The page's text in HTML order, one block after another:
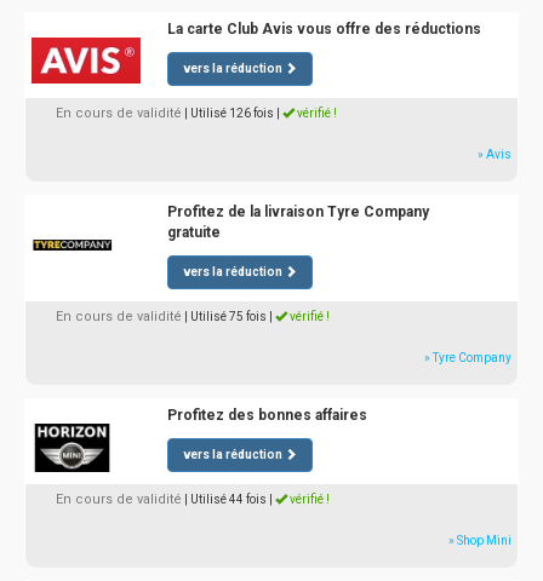
La carte Club Avis vous offre des réductions
vers la réduction
En cours de validité | Utilisé 126 fois vérifié !
» Avis
Profitez de la livraison Tyre Company
gratuite
vers la réduction
En cours de validité | Utilisé 75 fois vérifié !
» Tyre Company
Profitez des bonnes affaires
vers la réduction
En cours de validité | Utilisé 44 fois vérifié !
» Shop Mini